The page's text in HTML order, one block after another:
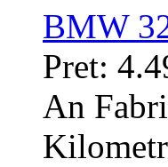
BMW
Pret:
An